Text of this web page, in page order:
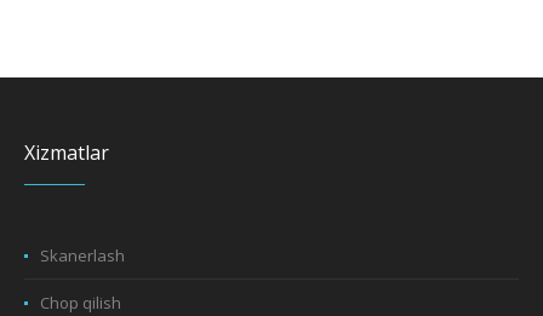
Xizmatlar
Skanerlash
Chop qilish